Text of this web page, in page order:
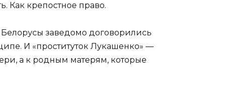
Как крепостное право.
заведомо договорились
И «проституток Лукашенко» —
а к родным матерям, которые